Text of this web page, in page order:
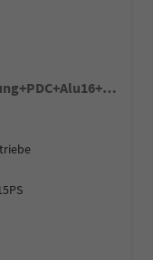
Trend 115PS DSG AppConnect+Sitzheizung+PDC+Alu16+LED+DAB+FrontAssist